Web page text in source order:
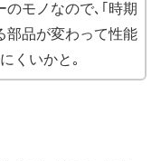
モノなので､｢時期
部品が変わって性能
くいかと｡